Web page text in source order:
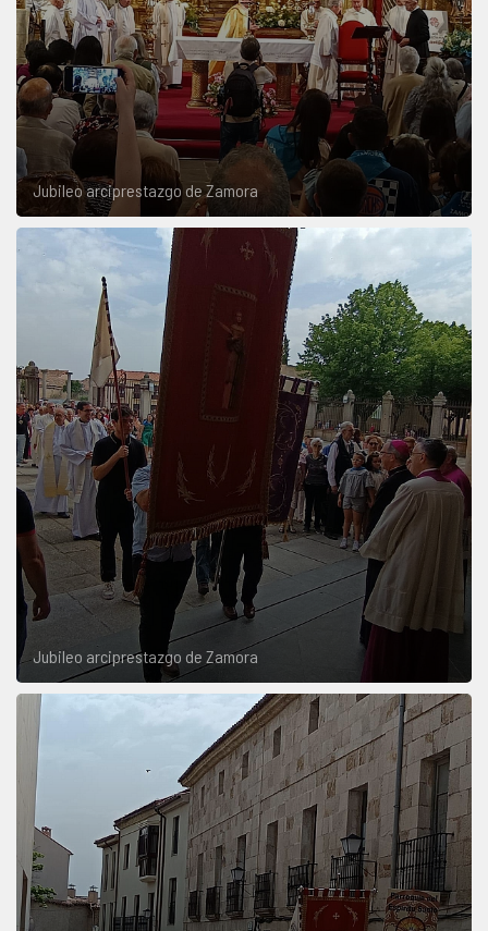
Jubileo arciprestazgo de Zamora
Jubileo arciprestazgo de Zamora